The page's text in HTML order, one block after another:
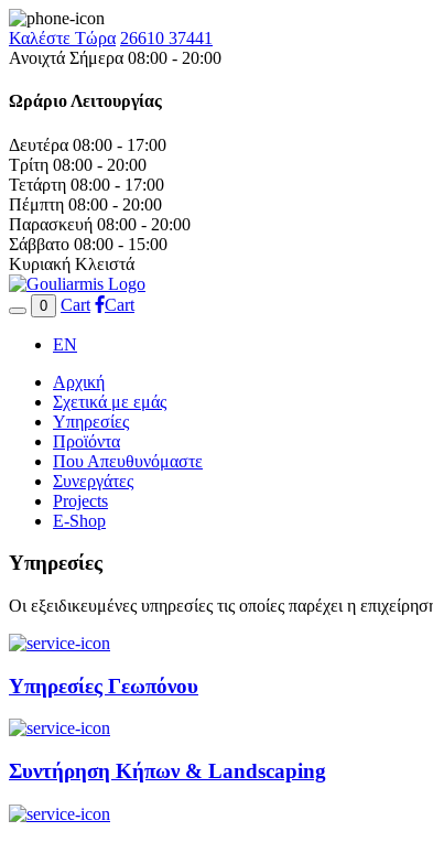
Καλέστε Τώρα 26610 37441
Ανοιχτά Σήμερα 08:00 - 20:00
Ωράριο Λειτουργίας
Δευτέρα 08:00 - 17:00
Τρίτη 08:00 - 20:00
Τετάρτη 08:00 - 17:00
Πέμπτη 08:00 - 20:00
Παρασκευή 08:00 - 20:00
Σάββατο 08:00 - 15:00
Κυριακή Κλειστά
0 Cart Cart
EN
Αρχική
Σχετικά με εμάς
Υπηρεσίες
Προϊόντα
Που Απευθυνόμαστε
Συνεργάτες
Projects
E-Shop
Υπηρεσίες
Οι εξειδικευμένες υπηρεσίες τις οποίες παρέχει η
Υπηρεσίες Γεωπόνου
Συντήρηση Κήπων & Landscaping